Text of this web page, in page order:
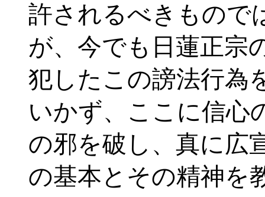
許されるべきもので
が、今でも日蓮正宗
犯したこの謗法行為
いかず、ここに信心
の邪を破し、真に広
の基本とその精神を